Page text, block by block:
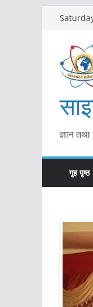
content
ज्ञान
गृह पृष्ठ